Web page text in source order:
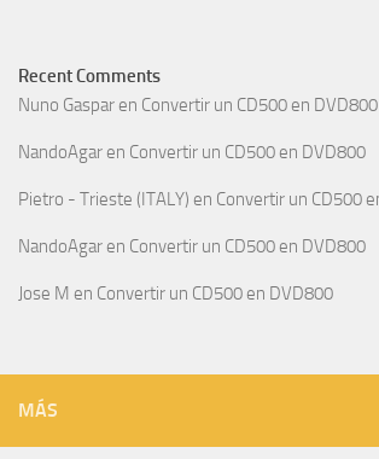
Recent Comments
Nuno Gaspar en Convertir un CD500 en DVD800
NandoAgar en Convertir un CD500 en DVD800
Pietro - Trieste (ITALY) en Convertir un CD500
NandoAgar en Convertir un CD500 en DVD800
Jose M en Convertir un CD500 en DVD800
MÁS